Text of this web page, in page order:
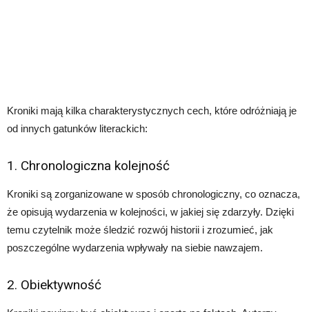
Kroniki mają kilka charakterystycznych cech, które odróżniają je
od innych gatunków literackich:
1. Chronologiczna kolejność
Kroniki są zorganizowane w sposób chronologiczny, co oznacza,
że opisują wydarzenia w kolejności, w jakiej się zdarzyły. Dzięki
temu czytelnik może śledzić rozwój historii i zrozumieć, jak
poszczególne wydarzenia wpływały na siebie nawzajem.
2. Obiektywność